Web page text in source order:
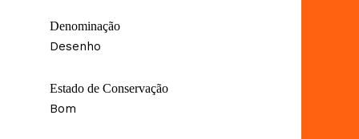
Denominação
Desenho
Estado de Conservação
Bom